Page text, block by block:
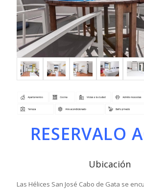
RESERVALO
Ubicación
Las Hélices San José Cabo de Gata se